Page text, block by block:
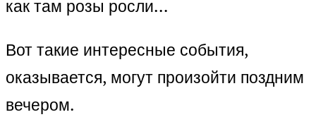
как там розы росли…
Вот такие интересные события,
оказывается, могут произойти поздним
вечером.